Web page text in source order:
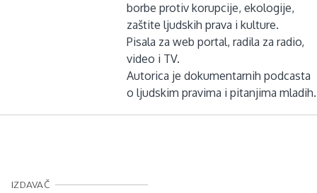
borbe protiv korupcije, ekologije,
zaštite ljudskih prava i kulture.
Pisala za web portal, radila za radio,
video i TV.
Autorica je dokumentarnih podcasta
o ljudskim pravima i pitanjima mladih.
IZDAVAČ